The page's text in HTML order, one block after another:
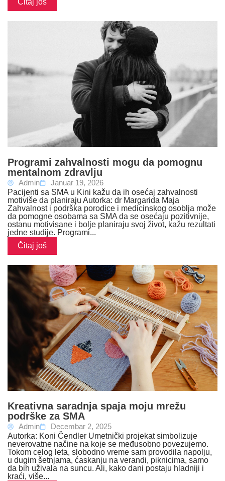
Čitaj još
Programi zahvalnosti mogu da pomognu
mentalnom zdravlju
Admin
Januar 19, 2026
Pacijenti sa SMA u Kini kažu da ih osećaj zahvalnosti
motiviše da planiraju Autorka: dr Margarida Maja
Zahvalnost i podrška porodice i medicinskog osoblja može
da pomogne osobama sa SMA da se osećaju pozitivnije,
ostanu motivisane i bolje planiraju svoj život, kažu rezultati
jedne studije. Programi...
Čitaj još
Kreativna saradnja spaja moju mrežu
podrške za SMA
Admin
Decembar 2, 2025
Autorka: Koni Čendler Umetnički projekat simbolizuje
neverovatne načine na koje se međusobno povezujemo.
Tokom celog leta, slobodno vreme sam provodila napolju,
u dugim šetnjama, ćaskanju na verandi, piknicima, samo
da bih uživala na suncu. Ali, kako dani postaju hladniji i
kraći, više...